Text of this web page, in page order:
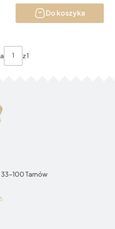
Do koszyka
z 1
33-100 Tarnów